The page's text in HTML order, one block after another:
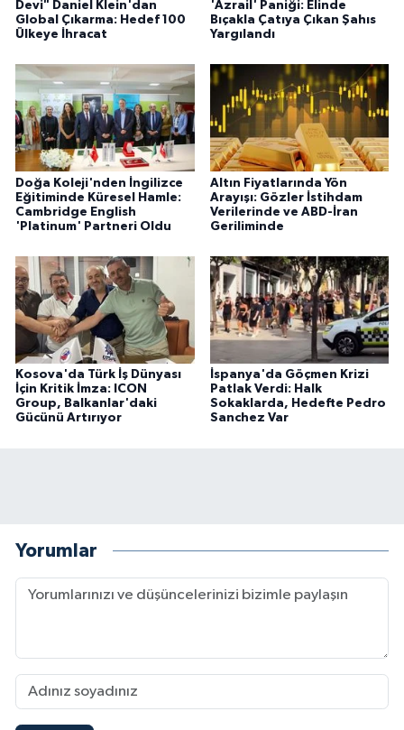
Devi" Daniel Klein'dan
Global Çıkarma: Hedef 100
Ülkeye İhracat
'Azrail' Paniği: Elinde
Bıçakla Çatıya Çıkan Şahıs
Yargılandı
Doğa Koleji'nden İngilizce
Eğitiminde Küresel Hamle:
Cambridge English
'Platinum' Partneri Oldu
Altın Fiyatlarında Yön
Arayışı: Gözler İstihdam
Verilerinde ve ABD-İran
Geriliminde
Kosova'da Türk İş Dünyası
İçin Kritik İmza: ICON
Group, Balkanlar'daki
Gücünü Artırıyor
İspanya'da Göçmen Krizi
Patlak Verdi: Halk
Sokaklarda, Hedefte Pedro
Sanchez Var
Yorumlar